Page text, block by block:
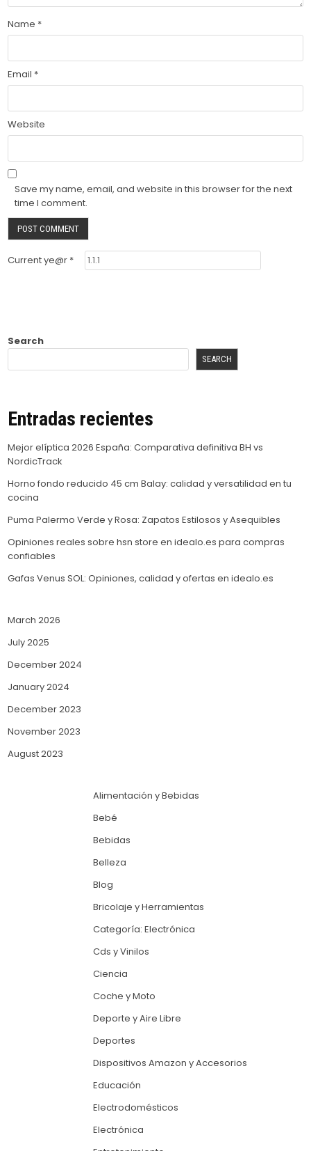
Name *
Email *
Website
Save my name, email, and website in this browser for the next
time I comment.
Current ye@r *
Search
SEARCH
Entradas recientes
Mejor elíptica 2026 España: Comparativa definitiva BH vs
NordicTrack
Horno fondo reducido 45 cm Balay: calidad y versatilidad en tu
cocina
Puma Palermo Verde y Rosa: Zapatos Estilosos y Asequibles
Opiniones reales sobre hsn store en idealo.es para compras
confiables
Gafas Venus SOL: Opiniones, calidad y ofertas en idealo.es
March 2026
July 2025
December 2024
January 2024
December 2023
November 2023
August 2023
Alimentación y Bebidas
Bebé
Bebidas
Belleza
Blog
Bricolaje y Herramientas
Categoría: Electrónica
Cds y Vinilos
Ciencia
Coche y Moto
Deporte y Aire Libre
Deportes
Dispositivos Amazon y Accesorios
Educación
Electrodomésticos
Electrónica